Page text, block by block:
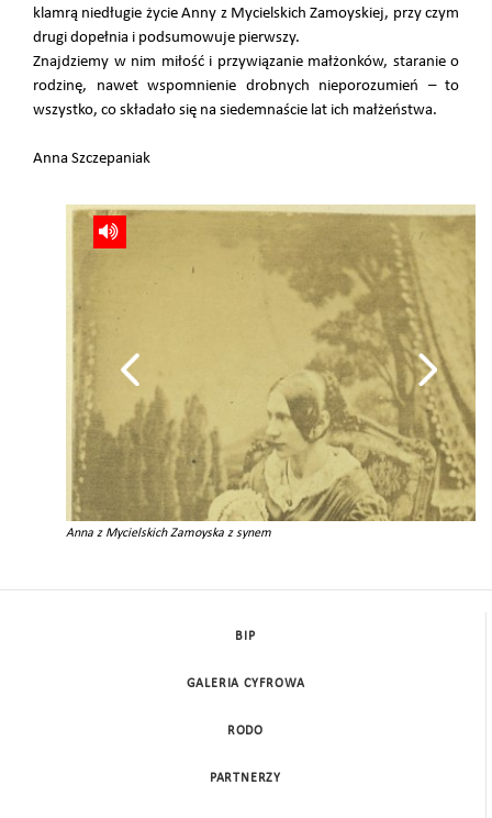
klamrą niedługie życie Anny z Mycielskich Zamoyskiej, przy czym
drugi dopełnia i podsumowuje pierwszy.
Znajdziemy w nim miłość i przywiązanie małżonków, staranie o
rodzinę, nawet wspomnienie drobnych nieporozumień – to
wszystko, co składało się na siedemnaście lat ich małżeństwa.
Anna Szczepaniak
Anna z Mycielskich Zamoyska z synem
BIP
GALERIA CYFROWA
RODO
PARTNERZY